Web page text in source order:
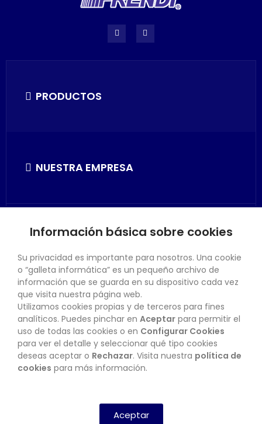
PRODUCTOS
NUESTRA EMPRESA
SU CUENTA
CONTACTO
BOLETÍN
Información básica sobre cookies
Su privacidad es importante para nosotros. Una cookie
o “galleta informática” es un pequeño archivo de
información que se guarda en su dispositivo cada vez
que visita nuestra página web.
Utilizamos cookies propias y de terceros para fines
analíticos. Puedes pinchar en Aceptar para permitir el
uso de todas las cookies o en Configurar Cookies
para ver el detalle y seleccionar qué tipo cookies
deseas aceptar o Rechazar. Visita nuestra política de
cookies para más información.
Aceptar